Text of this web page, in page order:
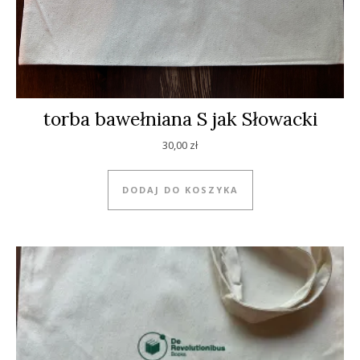
torba bawełniana S jak Słowacki
30,00 zł
DODAJ DO KOSZYKA